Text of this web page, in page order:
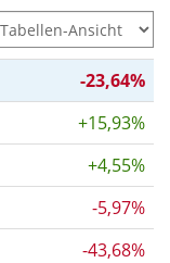
-23,64%
+15,93%
+4,55%
-5,97%
-43,68%